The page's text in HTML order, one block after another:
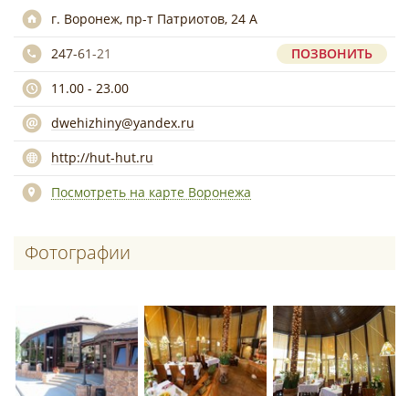
г. Воронеж, пр-т Патриотов, 24 А
247-61-21
ПОЗВОНИТЬ
11.00 - 23.00
dwehizhiny@yandex.ru
http://hut-hut.ru
Посмотреть на карте Воронежа
Фотографии